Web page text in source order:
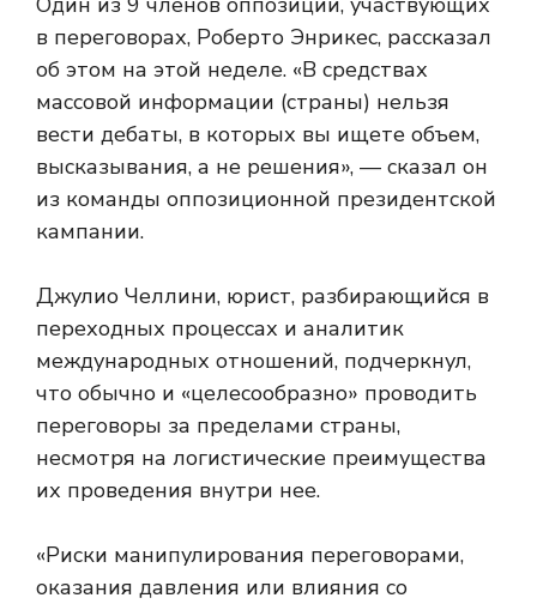
в переговорах, Роберто Энрикес, рассказал
об этом на этой неделе. «В средствах
массовой информации (страны) нельзя
вести дебаты, в которых вы ищете объем,
высказывания, а не решения», — сказал он
из команды оппозиционной президентской
кампании.
Джулио Челлини, юрист, разбирающийся в
переходных процессах и аналитик
международных отношений, подчеркнул,
что обычно и «целесообразно» проводить
переговоры за пределами страны,
несмотря на логистические преимущества
их проведения внутри нее.
«Риски манипулирования переговорами,
оказания давления или влияния со